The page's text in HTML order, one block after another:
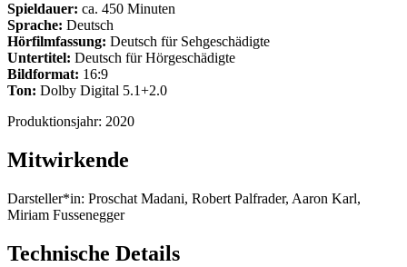
Spieldauer: ca. 450 Minuten
Sprache: Deutsch
Hörfilmfassung: Deutsch für Sehgeschädigte
Untertitel: Deutsch für Hörgeschädigte
Bildformat: 16:9
Ton: Dolby Digital 5.1+2.0
Produktionsjahr: 2020
Mitwirkende
Darsteller*in: Proschat Madani, Robert Palfrader, Aaron Karl,
Miriam Fussenegger
Technische Details